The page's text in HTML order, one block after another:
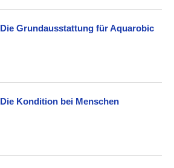
Die Grundausstattung für Aquarobic
Die Kondition bei Menschen